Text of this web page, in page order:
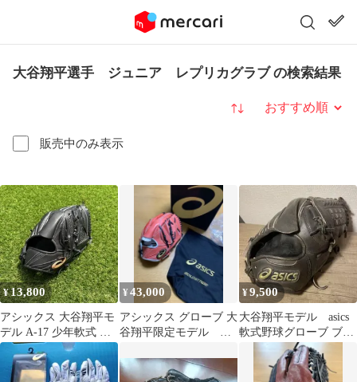
大谷翔平選手 ジュニア レプリカグラブ の検索結果
販売中のみ表示
並び替え
¥13,800
アシックス 大谷翔平モ
デル A-17 少年軟式 グ
ラブ ブラック
¥43,000
アシックス グローブ 大
谷翔平限定モデル ス
デッドストック
¥9,500
大谷翔平モデル asics
軟式野球グローブ ブラ
ック